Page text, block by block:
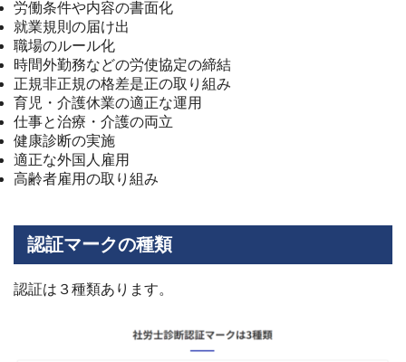
労働条件や内容の書面化
就業規則の届け出
職場のルール化
時間外勤務などの労使協定の締結
正規非正規の格差是正の取り組み
育児・介護休業の適正な運用
仕事と治療・介護の両立
健康診断の実施
適正な外国人雇用
高齢者雇用の取り組み
認証マークの種類
認証は３種類あります。